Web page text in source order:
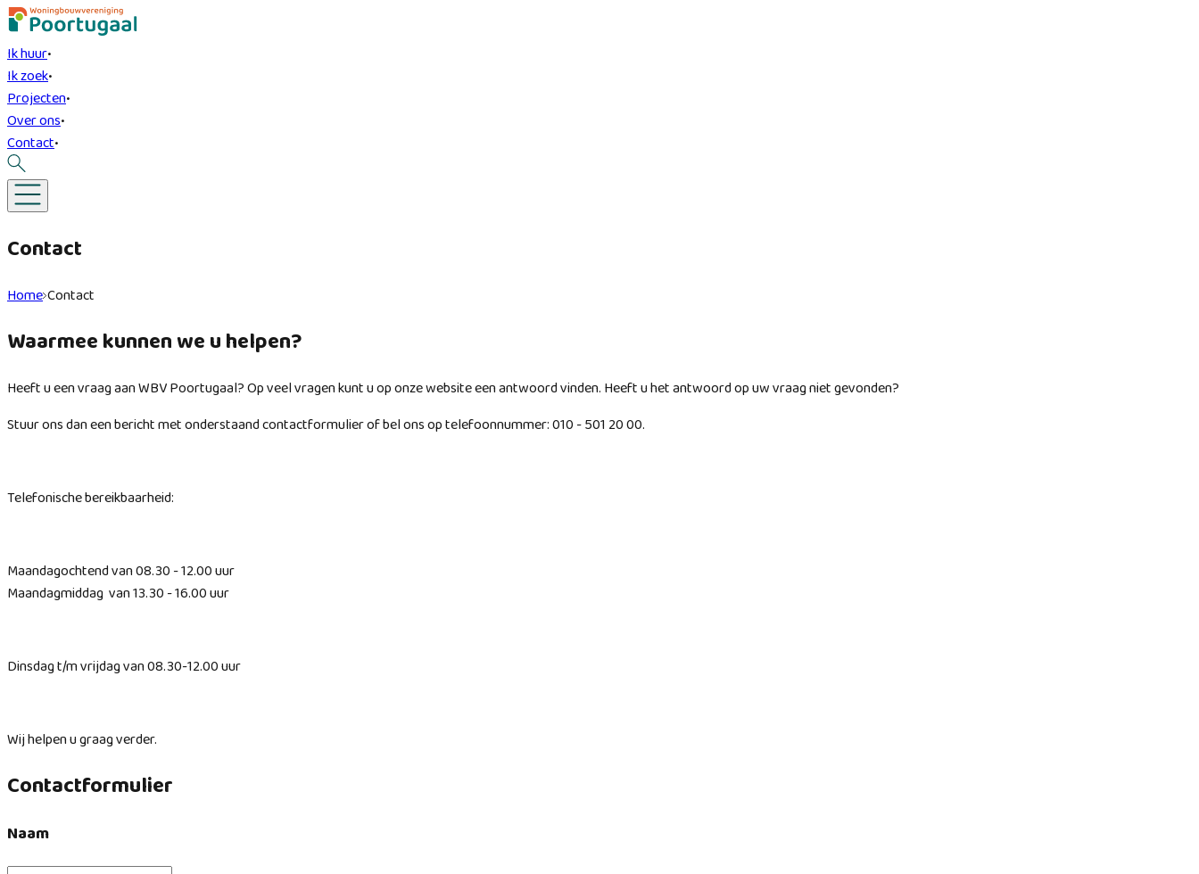
Ik huur•
Ik zoek•
Projecten•
Over ons•
Contact•
Contact
Home Contact
Waarmee kunnen we u helpen?
Heeft u een vraag aan WBV Poortugaal? Op veel vragen kunt u op onze website een antwoord vinden. Heeft u het antwoord op uw vraag niet gevonden?
Stuur ons dan een bericht met onderstaand contactformulier of bel ons op telefoonnummer: 010 - 501 20 00.
Telefonische bereikbaarheid:
Maandagochtend van 08.30 - 12.00 uur
Maandagmiddag van 13.30 - 16.00 uur
Dinsdag t/m vrijdag van 08.30-12.00 uur
Wij helpen u graag verder.
Contactformulier
Naam